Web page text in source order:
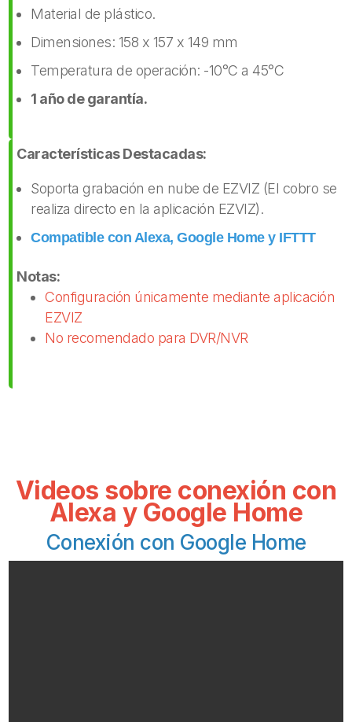
Material de plástico.
Dimensiones: 158 x 157 x 149 mm
Temperatura de operación: -10°C a 45°C
1 año de garantía.
Características Destacadas:
Soporta grabación en nube de EZVIZ (El cobro se
realiza directo en la aplicación EZVIZ).
Compatible con Alexa, Google Home y IFTTT
Notas:
Configuración únicamente mediante aplicación
EZVIZ
No recomendado para DVR/NVR
Videos sobre conexión con
Alexa y Google Home
Conexión con Google Home